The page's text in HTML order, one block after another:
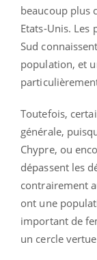
beaucoup plus
Etats-Unis. Les
Sud
population, et
Toutefois,
générale,
Chypre, ou
dépassent les
contrairement
ont une
important de
un cercle